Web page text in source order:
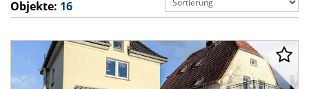
Objekte: 16